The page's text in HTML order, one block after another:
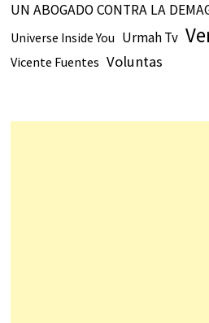
UN ABOGADO CONTRA LA
Universe Inside You Urmah Tv
Vicente Fuentes Voluntas